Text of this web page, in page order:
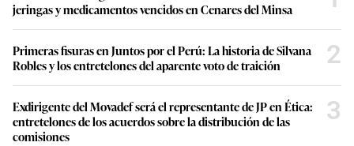
jeringas y medicamentos vencidos en Cenares del Minsa
Primeras fisuras en Juntos por el Perú: La historia de Silvana
Robles y los entretelones del aparente voto de traición
2
Exdirigente del Movadef será el representante de JP en Ética:
entretelones de los acuerdos sobre la distribución de las
comisiones
3